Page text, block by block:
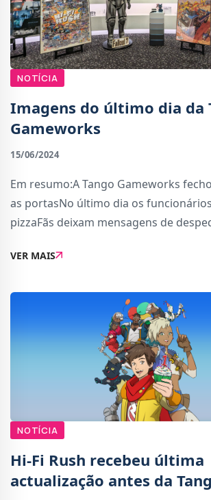
NOTÍCIA
Imagens do último dia da
Gameworks
15/06/2024
Em resumo:A Tango Gameworks
as portasNo último dia os
pizzaFãs deixam mensagens de
Gameworks esteve de portas
VER MAIS
NOTÍCIA
Hi-Fi Rush recebeu última
actualização antes da